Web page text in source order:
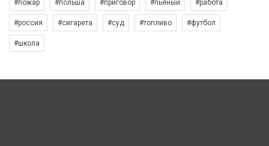
#пожар #польша #приговор #пьяный #работа
#россия #сигарета #суд #топливо #футбол
#школа